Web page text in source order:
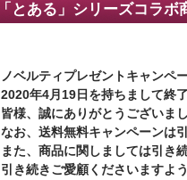
「とある」シリーズコラ
ノベルティプレゼントキャンペ
​2020年4月19日を持ちまして終
皆様、誠にありがとうございま
なお、送料無料キャンペーンは
また、商品に関しましては引き
引き続きご愛顧くださいますよ